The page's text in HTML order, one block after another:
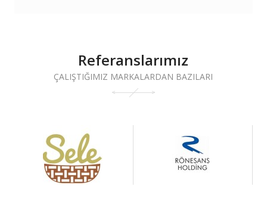
Referanslarımız
ÇALIŞTIĞIMIZ MARKALARDAN BAZILARI